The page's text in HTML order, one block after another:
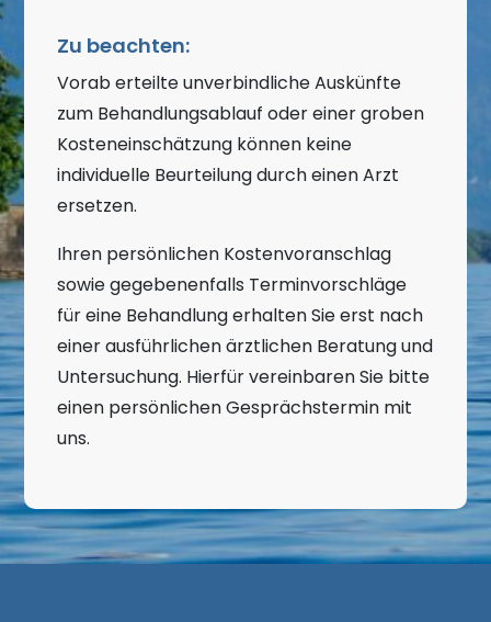
Zu beachten:
Vorab erteilte unverbindliche Auskünfte
zum Behandlungsablauf oder einer groben
Kosteneinschätzung können keine
individuelle Beurteilung durch einen Arzt
ersetzen.
Ihren persönlichen Kostenvoranschlag
sowie gegebenenfalls Terminvorschläge
für eine Behandlung erhalten Sie erst nach
einer ausführlichen ärztlichen Beratung und
Untersuchung. Hierfür vereinbaren Sie bitte
einen persönlichen Gesprächstermin mit
uns.